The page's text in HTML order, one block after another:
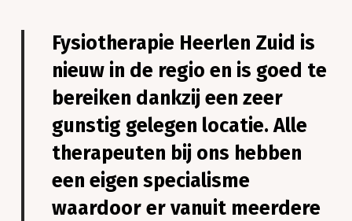
Fysiotherapie Heerlen Zuid is
nieuw in de regio en is goed te
bereiken dankzij een zeer
gunstig gelegen locatie. Alle
therapeuten bij ons hebben
een eigen specialisme
waardoor er vanuit meerdere